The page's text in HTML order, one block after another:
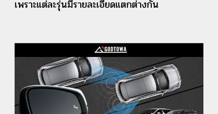
เพราะแต่ละรุ่นมีรายละเอียดแตกต่างกัน